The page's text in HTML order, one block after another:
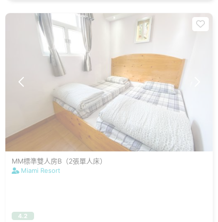
MM標準雙人房B（2張單人床）
Miami Resort
4.2